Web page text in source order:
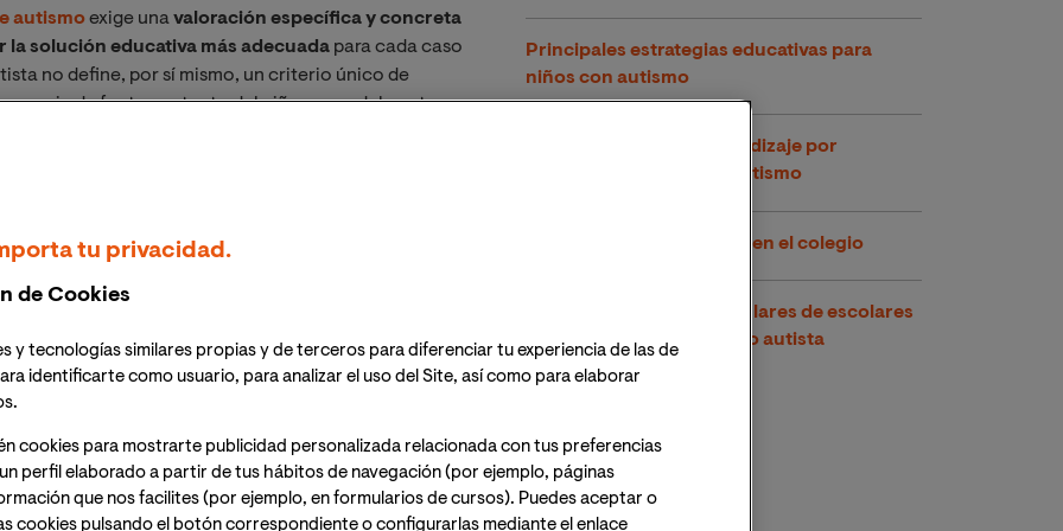
autismoexige unavaloración específica y concreta
la solución educativa más adecuada para cada caso
no define, por sí mismo, un criterio único de
serie de factores, tanto del niño como del centro
a ser la mejor, apostando siempre que las
inclusiva posible en un aula o centro ordinario
del niño
escolarización en un centro ordinario o de
comunicacionales y de comportamiento
:
Principales estrategias educativas para
niños con autismo
Características del aprendizaje por
imitación en niños con autismo
La detección del autismo en el colegio
Las adaptaciones curriculares de escolares
con trastorno de espectro autista
tu privacidad.
de Cookies
y tecnologías similares propias y de terceros para diferenciar tu experiencia de las de
identificarte como usuario, para analizar el uso del Site, así como para elaborar
cookies para mostrarte publicidad personalizada relacionada con tus preferencias
perfil elaborado a partir de tus hábitos de navegación (por ejemplo, páginas
que nos facilites (por ejemplo, en formularios de cursos). Puedes aceptar o
cookies pulsando el botón correspondiente o configurarlas mediante el enlace